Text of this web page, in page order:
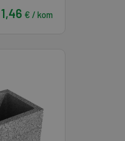
1,46 € / kom